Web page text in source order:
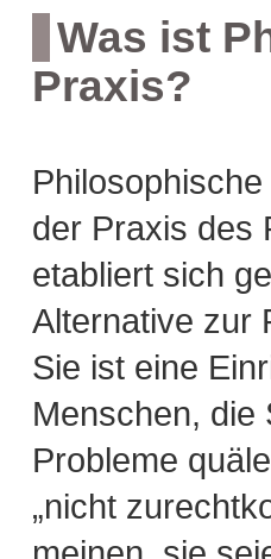
Was ist
Praxis?
der Praxis des
etabliert sich
Alternative zur
Sie ist eine
Menschen, die
Probleme
„nicht